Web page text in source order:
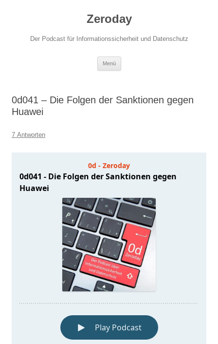
Zeroday
Der Podcast für Informationssicherheit und Datenschutz
Menü
0d041 – Die Folgen der Sanktionen gegen
Huawei
7 Antworten